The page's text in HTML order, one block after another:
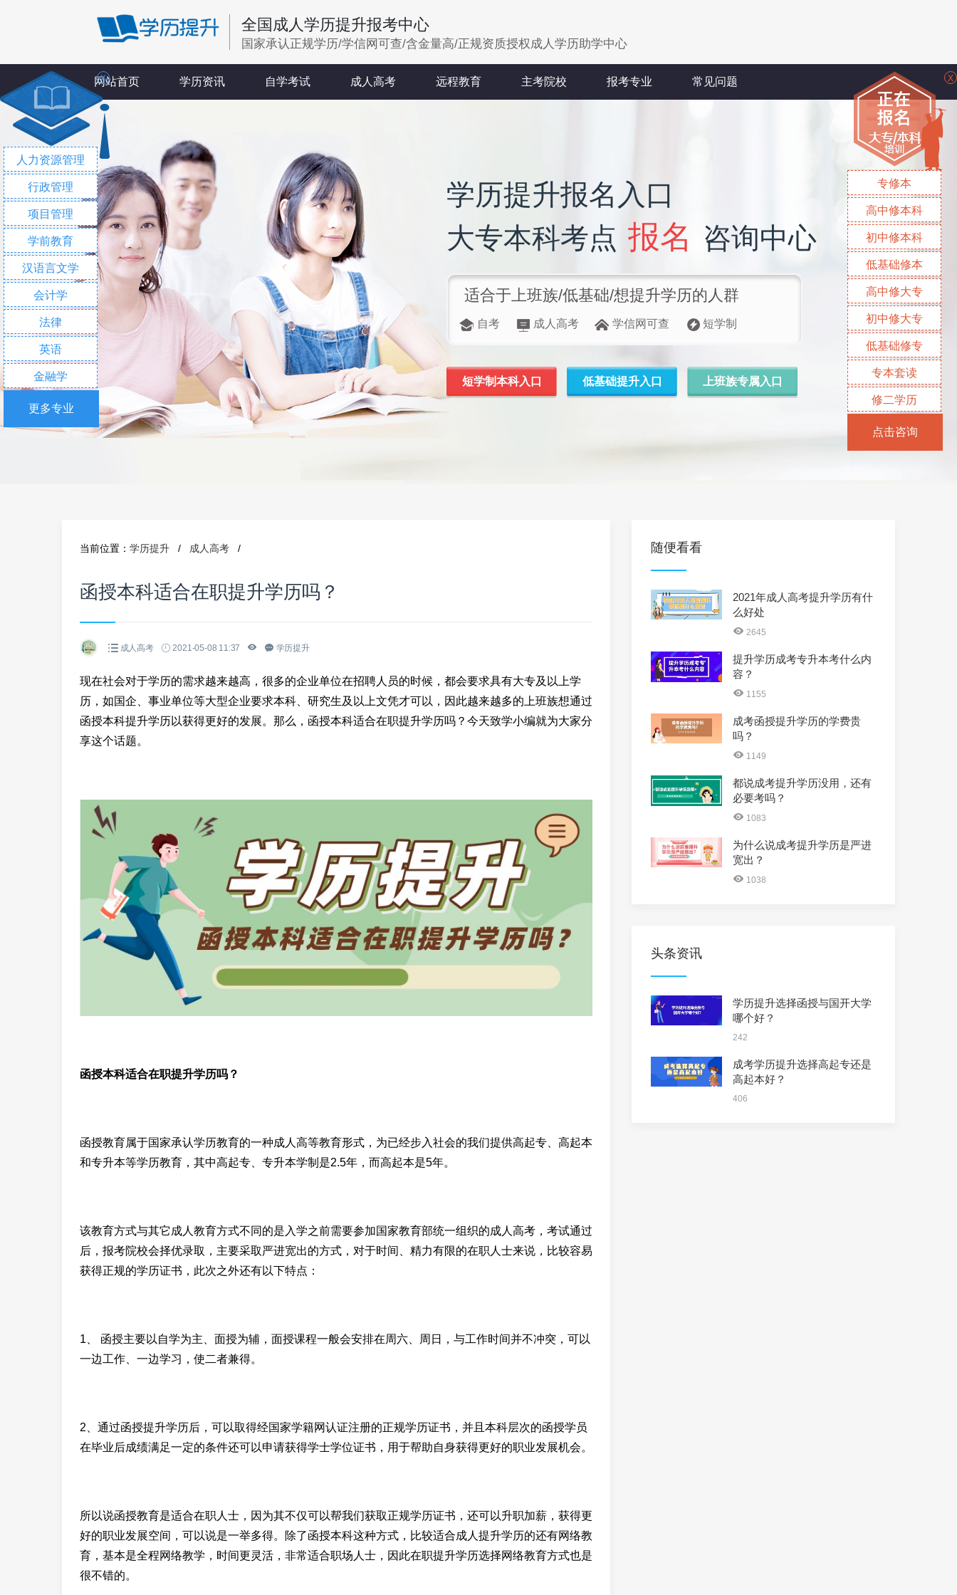
全国成人学历提升报考中心
国家承认正规学历/学信网可查/含金量高/正规资质授权成人学历助学中心
网站首页 学历资讯 自学考试 成人高考 远程教育 主考院校 报考专业 常见问题
学历提升报名入口
大专本科考点 报名 咨询中心
适合于上班族/低基础/想提升学历的人群
自考 成人高考 学信网可查 短学制
短学制本科入口 低基础提升入口 上班族专属入口
当前位置： 学历提升 / 成人高考 /
函授本科适合在职提升学历吗？
成人高考 2021-05-08 11:37 学历提升
现在社会对于学历的需求越来越高，很多的企业单位在招聘人员的时候，都会要求具有大专及以上学
历，如国企、事业单位等大型企业要求本科、研究生及以上文凭才可以，因此越来越多的上班族想通过
函授本科提升学历以获得更好的发展。那么，函授本科适合在职提升学历吗？今天致学小编就为大家分
享这个话题。
函授本科适合在职提升学历吗？
函授教育属于国家承认学历教育的一种成人高等教育形式，为已经步入社会的我们提供高起专、高起本
和专升本等学历教育，其中高起专、专升本学制是2.5年，而高起本是5年。
该教育方式与其它成人教育方式不同的是入学之前需要参加国家教育部统一组织的成人高考，考试通过
后，报考院校会择优录取，主要采取严进宽出的方式，对于时间、精力有限的在职人士来说，比较容易
获得正规的学历证书，此次之外还有以下特点：
1、 函授主要以自学为主、面授为辅，面授课程一般会安排在周六、周日，与工作时间并不冲突，可以
一边工作、一边学习，使二者兼得。
2、通过函授提升学历后，可以取得经国家学籍网认证注册的正规学历证书，并且本科层次的函授学员
在毕业后成绩满足一定的条件还可以申请获得学士学位证书，用于帮助自身获得更好的职业发展机会。
所以说函授教育是适合在职人士，因为其不仅可以帮我们获取正规学历证书，还可以升职加薪，获得更
好的职业发展空间，可以说是一举多得。除了函授本科这种方式，比较适合成人提升学历的还有网络教
育，基本是全程网络教学，时间更灵活，非常适合职场人士，因此在职提升学历选择网络教育方式也是
很不错的。
随便看看
2021年成人高考提升学历有什
么好处
2645
提升学历成考专升本考什么内
容？
1155
成考函授提升学历的学费贵
吗？
1149
都说成考提升学历没用，还有
必要考吗？
1083
为什么说成考提升学历是严进
宽出？
1038
头条资讯
学历提升选择函授与国开大学
哪个好？
242
成考学历提升选择高起专还是
高起本好？
406
人力资源管理
行政管理
项目管理
学前教育
汉语言文学
会计学
法律
英语
金融学
更多专业
X
专修本
高中修本科
初中修本科
低基础修本
高中修大专
初中修大专
低基础修专
专本套读
修二学历
点击咨询
X